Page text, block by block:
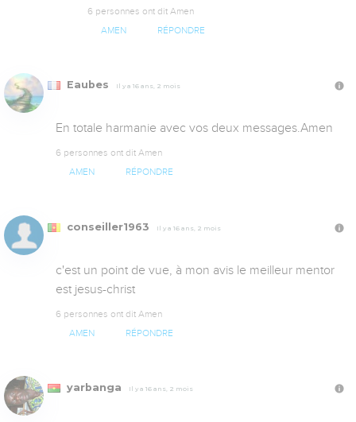
6 personnes ont dit Amen
AMEN RÉPONDRE
Eaubes Il y a 16 ans, 2 mois
En totale harmanie avec vos deux messages.Amen
6 personnes ont dit Amen
AMEN RÉPONDRE
conseiller1963 Il y a 16 ans, 2 mois
c'est un point de vue, à mon avis le meilleur mentor
est jesus-christ
6 personnes ont dit Amen
AMEN RÉPONDRE
yarbanga Il y a 16 ans, 2 mois